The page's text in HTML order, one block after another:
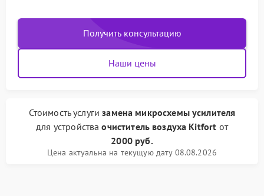
Получить консультацию
Наши цены
Стоимость услугизамена микросхемы усилителя
для устройстваочиститель воздуха Kitfort от
2000 руб.
Цена актуальна на текущую дату 08.08.2026